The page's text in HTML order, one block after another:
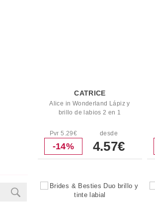
CATRICE
Alice in Wonderland Lápiz y
brillo de labios 2 en 1
Pvr 5.29€
-14%
desde
4.57€